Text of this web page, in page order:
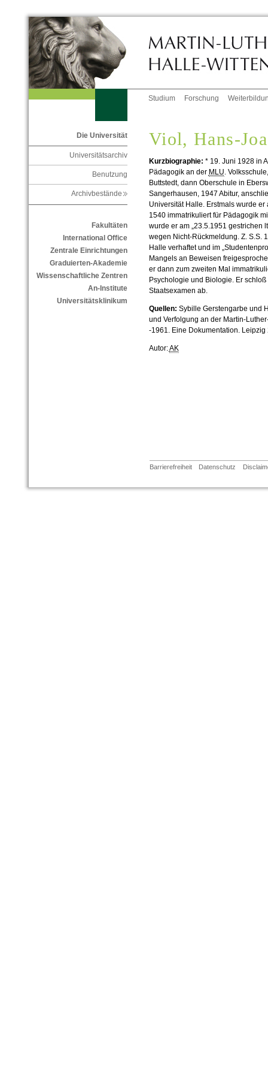
Studium Forschung
Die Universität
Universitätsarchiv
Benutzung
Archivbestände
Fakultäten
International Office
Zentrale Einrichtungen
Graduierten-Akademie
Wissenschaftliche Zentren
An-Institute
Universitätsklinikum
Viol, Hans-
Kurzbiographie: * 19. Juni 1928 in
Pädagogik an der MLU.
Buttstedt, dann Oberschule in
Sangerhausen, 1947 Abitur,
Universität Halle. Erstmals wurde
1540 immatrikuliert für Pädagogik
wurde er am „23.5.1951 gestrichen
wegen Nicht-Rückmeldung. Z. S.S.
Halle verhaftet und im
Mangels an Beweisen
er dann zum zweiten Mal
Psychologie und Biologie. Er
Staatsexamen ab.
Quellen: Sybille Gerstengarbe und
und Verfolgung an der Martin-
-1961. Eine Dokumentation. Leipzig
Autor:AK
Barrierefreiheit Datenschutz